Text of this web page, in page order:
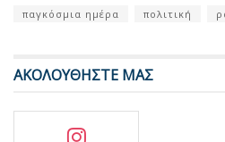
παγκόσμια ημέρα
πολιτική
ΑΚΟΛΟΥΘΗΣΤΕ ΜΑΣ